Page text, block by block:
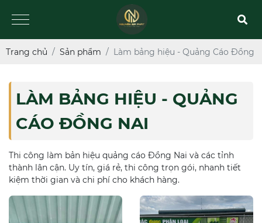
Trang chủ Sản phẩm Làm bảng hiệu - Quảng Cáo Đồng
LÀM BẢNG HIỆU - QUẢNG
CÁO ĐỒNG NAI
Thi công làm bản hiệu quảng cáo Đồng Nai và các tỉnh
thành lân cận. Uy tín, giá rẻ, thi công trọn gói, nhanh tiết
kiệm thời gian và chi phí cho khách hàng.